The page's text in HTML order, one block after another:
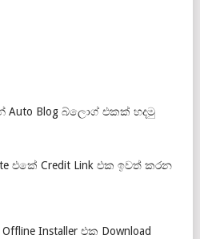
Auto Blog බ්ලොග් එකක් හදමු
එකේ Credit Link එක ඉවත් කරන
Offline Installer එක Download